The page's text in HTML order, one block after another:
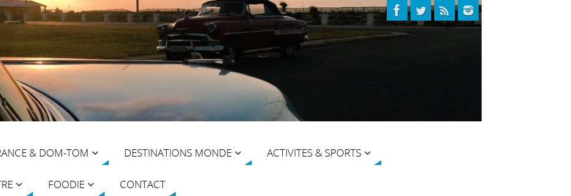
& DOM-TOM DESTINATIONS MONDE ACTIVITES & SPORTS
FOODIE CONTACT